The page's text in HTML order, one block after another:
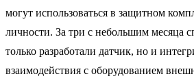
могут использоваться в защитном
личности. За три с небольшим месяца
только разработали датчик, но и
взаимодействия с оборудованием